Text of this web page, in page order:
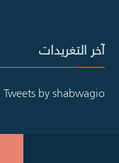
آخر التغريدات
Tweets by shabwagio